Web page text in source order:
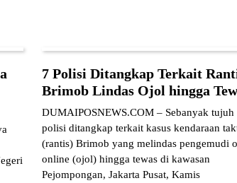
7 Polisi Ditangkap Terkait
Brimob Lindas Ojol hingga
DUMAIPOSNEWS.COM – Sebanyak tujuh
polisi ditangkap terkait kasus kendaraan
(rantis) Brimob yang melindas pengemudi
online (ojol) hingga tewas di kawasan
Pejompongan, Jakarta Pusat, Kamis